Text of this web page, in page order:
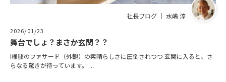
社長ブログ ｜ 水嶋 淳
2026/01/23
舞台でしょ？まさか玄関？？
I様邸のファサード（外観）の素晴らしさに圧倒されつつ 玄関に入ると、さ
らなる驚きが待っています。 ...